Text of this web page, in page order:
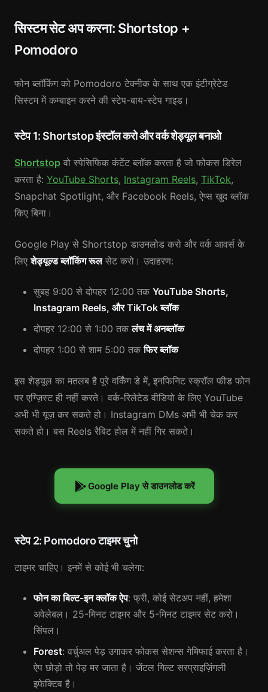
सिस्टम सेट अप करना: Shortstop +
Pomodoro
फोन ब्लॉकिंग को Pomodoro टेक्नीक के साथ एक इंटीग्रेटेड
सिस्टम में कम्बाइन करने की स्टेप-बाय-स्टेप गाइड।
स्टेप 1: Shortstop इंस्टॉल करो और वर्क शेड्यूल बनाओ
Shortstop वो स्पेसिफिक कंटेंट ब्लॉक करता है जो फोकस डिरेल
करता है: YouTube Shorts, Instagram Reels, TikTok,
Snapchat Spotlight, और Facebook Reels, ऐप्स खुद ब्लॉक
किए बिना।
Google Play से Shortstop डाउनलोड करो और वर्क आवर्स के
लिएशेड्यूल्ड ब्लॉकिंग रूलसेट करो। उदाहरण:
सुबह 9:00 से दोपहर 12:00 तक YouTube Shorts,
Instagram Reels, और TikTok ब्लॉक
दोपहर 12:00 से 1:00 तकलंच में अनब्लॉक
दोपहर 1:00 से शाम 5:00 तकफिर ब्लॉक
इस शेड्यूल का मतलब है पूरे वर्किंग डे में, इनफिनिट स्क्रॉल फीड फोन
पर एग्ज़िस्ट ही नहीं करते। वर्क-रिलेटेड वीडियो के लिए YouTube
अभी भी यूज़ कर सकते हो। Instagram DMs अभी भी चेक कर
सकते हो। बस Reels रैबिट होल में नहीं गिर सकते।
Google Play से डाउनलोड करें
स्टेप 2: Pomodoro टाइमर चुनो
टाइमर चाहिए। इनमें से कोई भी चलेगा:
फोन का बिल्ट-इन क्लॉक ऐप: फ्री, कोई सेटअप नहीं, हमेशा
अवेलेबल। 25-मिनट टाइमर और 5-मिनट टाइमर सेट करो।
सिंपल।
Forest: वर्चुअल पेड़ उगाकर फोकस सेशन्स गेमिफाई करता है।
ऐप छोड़ो तो पेड़ मर जाता है। जेंटल गिल्ट सरप्राइज़िंगली
इफेक्टिव है।